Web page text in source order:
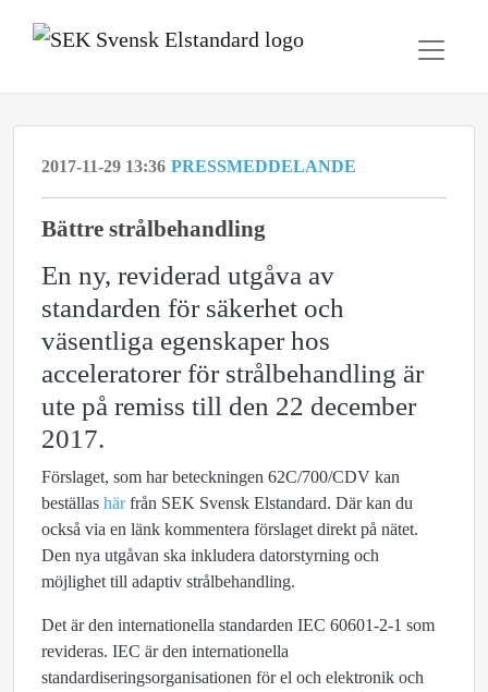
2017-11-29 13:36 PRESSMEDDELANDE
Bättre strålbehandling
En ny, reviderad utgåva av
standarden för säkerhet och
väsentliga egenskaper hos
acceleratorer för strålbehandling är
ute på remiss till den 22 december
2017.
Förslaget, som har beteckningen 62C/700/CDV kan
beställas härfrån SEK Svensk Elstandard. Där kan du
också via en länk kommentera förslaget direkt på nätet.
Den nya utgåvan ska inkludera datorstyrning och
möjlighet till adaptiv strålbehandling.
Det är den internationella standarden IEC 60601-2-1 som
revideras. IEC är den internationella
standardiseringsorganisationen för el och elektronik och